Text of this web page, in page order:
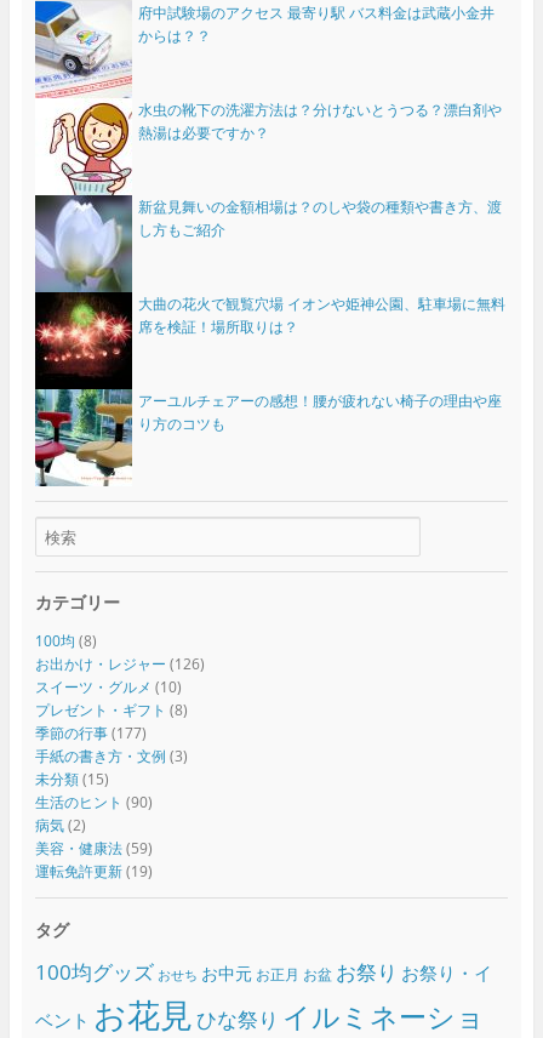
府中試験場のアクセス 最寄り駅 バス料金は武蔵小金井
からは？？
水虫の靴下の洗濯方法は？分けないとうつる？漂白剤や
熱湯は必要ですか？
新盆見舞いの金額相場は？のしや袋の種類や書き方、渡
し方もご紹介
大曲の花火で観覧穴場 イオンや姫神公園、駐車場に無料
席を検証！場所取りは？
アーユルチェアーの感想！腰が疲れない椅子の理由や座
り方のコツも
カテゴリー
100均 (8)
お出かけ・レジャー (126)
スイーツ・グルメ (10)
プレゼント・ギフト (8)
季節の行事(177)
手紙の書き方・文例 (3)
未分類(15)
生活のヒント (90)
病気(2)
美容・健康法(59)
運転免許更新(19)
タグ
100均グッズ おせち お中元 お正月 お盆 お祭り お祭り・イ
ベント お花見ひな祭り イルミネーショ